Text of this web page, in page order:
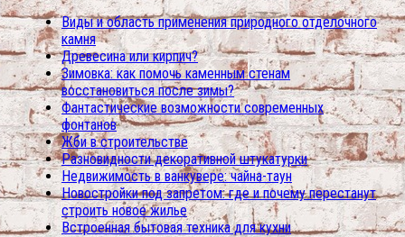
Виды и область применения природного отделочного
камня
Древесина или кирпич?
Зимовка: как помочь каменным стенам
восстановиться после зимы?
Фантастические возможности современных
фонтанов
Жби в строительстве
Разновидности декоративной штукатурки
Недвижимость в ванкувере: чайна-таун
Новостройки под запретом: где и почему перестанут
строить новое жилье
Встроенная бытовая техника для кухни